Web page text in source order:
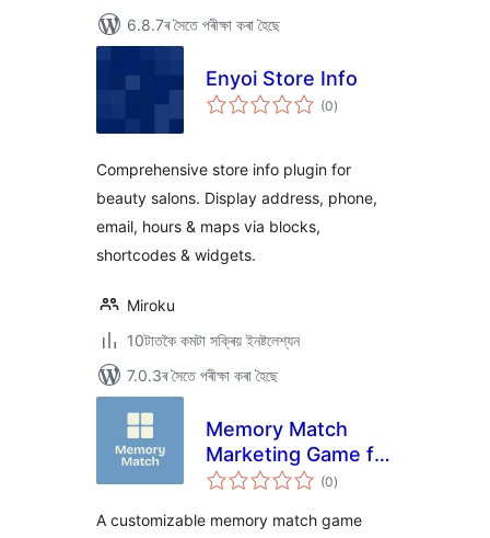
6.8.7ৰ সৈতে পৰীক্ষা কৰা হৈছে
Enyoi Store Info
(0টা
মুঠ)
Comprehensive store info plugin for
beauty salons. Display address, phone,
email, hours & maps via blocks,
shortcodes & widgets.
Miroku
10টাতকৈ কমটা সক্ৰিয় ইনষ্টলেশ্যন
7.0.3ৰ সৈতে পৰীক্ষা কৰা হৈছে
Memory Match
Marketing Game for
WooCommerce
(0টা
মুঠ)
A customizable memory match game